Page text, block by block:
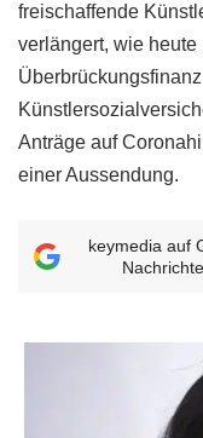
freischaffende
verlängert, wie
Anträge auf
einer Aussendung.
keymedia auf